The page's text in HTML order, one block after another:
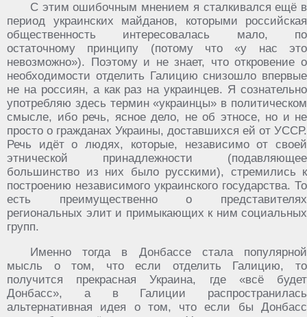
С этим ошибочным мнением я сталкивался ещё в
период украинских майданов, которыми российская
общественность интересовалась мало, по
остаточному принципу (потому что «у нас это
невозможно»). Поэтому и не знает, что откровение о
необходимости отделить Галицию снизошло впервые
не на россиян, а как раз на украинцев. Я сознательно
употребляю здесь термин «украинцы» в политическом
смысле, ибо речь, ясное дело, не об этносе, но и не
просто о гражданах Украины, доставшихся ей от УССР.
Речь идёт о людях, которые, независимо от своей
этнической принадлежности (подавляющее
большинство из них было русскими), стремились к
построению независимого украинского государства. То
есть преимущественно о представителях
региональных элит и примыкающих к ним социальных
групп.
Именно тогда в Донбассе стала популярной
мысль о том, что если отделить Галицию, то
получится прекрасная Украина, где «всё будет
Донбасс», а в Галиции распространилась
альтернативная идея о том, что если бы Донбасс